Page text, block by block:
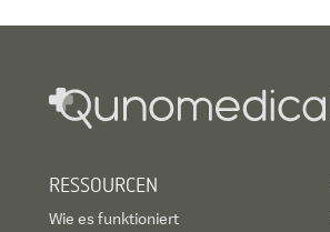
RESSOURCEN
Wie es funktioniert